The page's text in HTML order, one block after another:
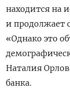
находится на
и продолжает
«Однако это
Наталия
банка.